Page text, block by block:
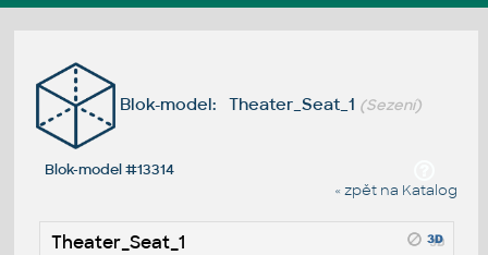
Blok-model: Theater_Seat_1 (Sezení)
Blok-model #13314
« zpět na Katalog
Theater_Seat_1